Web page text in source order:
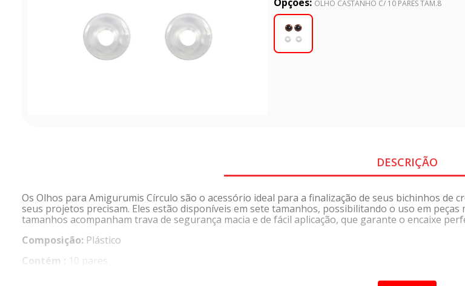
OLHO CASTANHO C/ 10 PARES TAM.8
DESCRIÇÃO
Os Olhos para Amigurumis Círculo são o acessório ideal para a finalização de seus bichinhos
seus projetos precisam. Eles estão disponíveis em sete tamanhos, possibilitando o uso em
tamanhos acompanham trava de segurança macia e de fácil aplicação, que garante o encaixe
Composição:Plástico
Contém : 10 pares